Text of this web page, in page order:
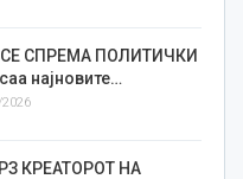
СПРЕМА ПОЛИТИЧКИ
најновите…
КРЕАТОРОТ НА